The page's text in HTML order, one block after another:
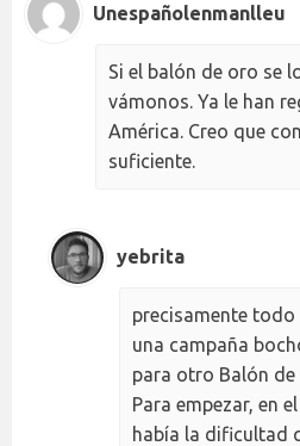
Unespañolenmanlleu
Si el balón de oro se
vámonos. Ya le han
América. Creo que
suficiente.
yebrita
precisamente
una campaña
para otro Balón de
Para empezar, en
había la dificultad